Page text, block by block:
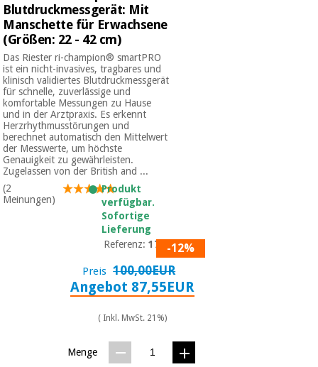
Blutdruckmessgerät: Mit
Manschette für Erwachsene
(Größen: 22 - 42 cm)
Das Riester ri-champion® smartPRO
ist ein nicht-invasives, tragbares und
klinisch validiertes Blutdruckmessgerät
für schnelle, zuverlässige und
komfortable Messungen zu Hause
und in der Arztpraxis. Es erkennt
Herzrhythmusstörungen und
berechnet automatisch den Mittelwert
der Messwerte, um höchste
Genauigkeit zu gewährleisten.
Zugelassen von der British and ...
(2
Meinungen)
Produkt
verfügbar.
Sofortige
Lieferung
Referenz:1735-12%
Preis 100,00EUR
Angebot 87,55EUR
( Inkl. MwSt. 21%)
Menge